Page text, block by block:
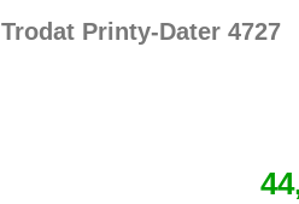
Trodat Printy-Dater 4727